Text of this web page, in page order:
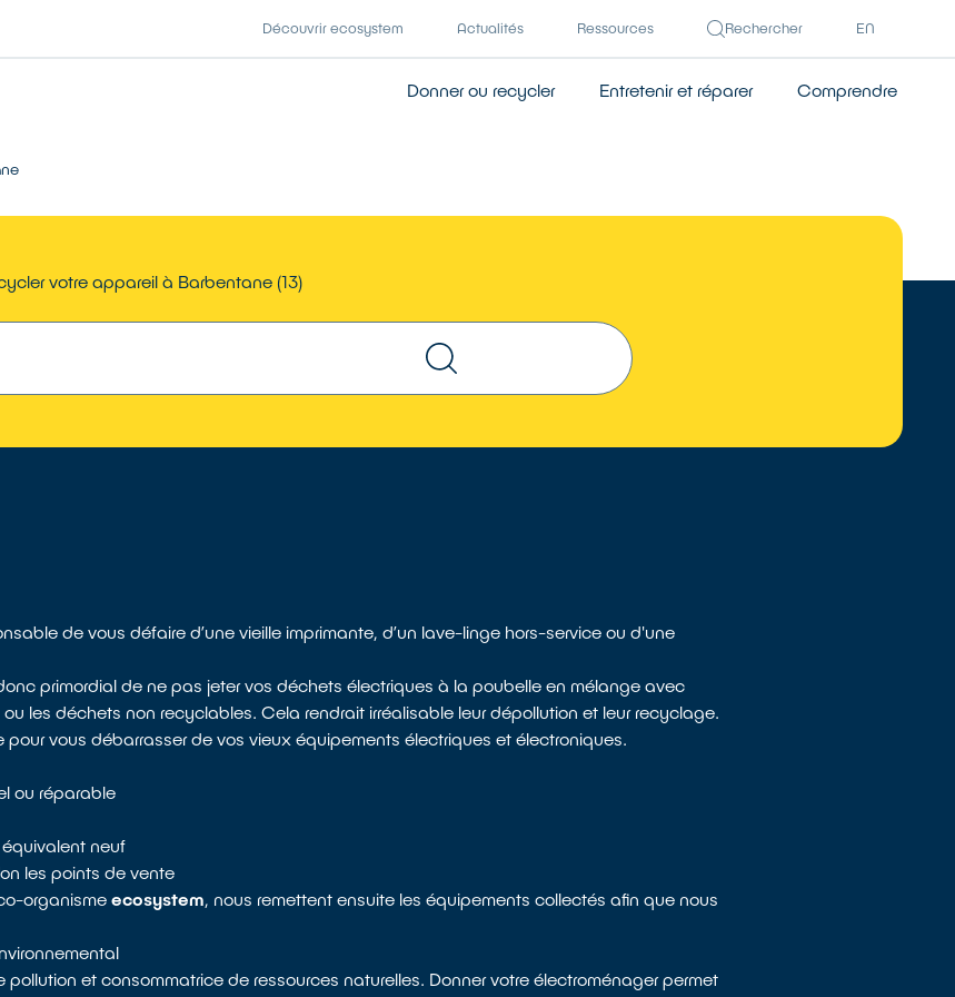
Découvrir ecosystem Actualités Ressources Rechercher EN
Donner ou recycler Entretenir et réparer Comprendre
votre appareil à Barbentane (13)
de vous défaire d’une vieille imprimante, d’un lave-linge hors-service ou d'une
primordial de ne pas jeter vos déchets électriques à la poubelle en mélange avec
les déchets non recyclables. Cela rendrait irréalisable leur dépollution et leur recyclage.
vous débarrasser de vos vieux équipements électriques et électroniques.
ou réparable
neuf
les points de vente
organismeecosystem, nous remettent ensuite les équipements collectés afin que nous
et consommatrice de ressources naturelles. Donner votre électroménager permet